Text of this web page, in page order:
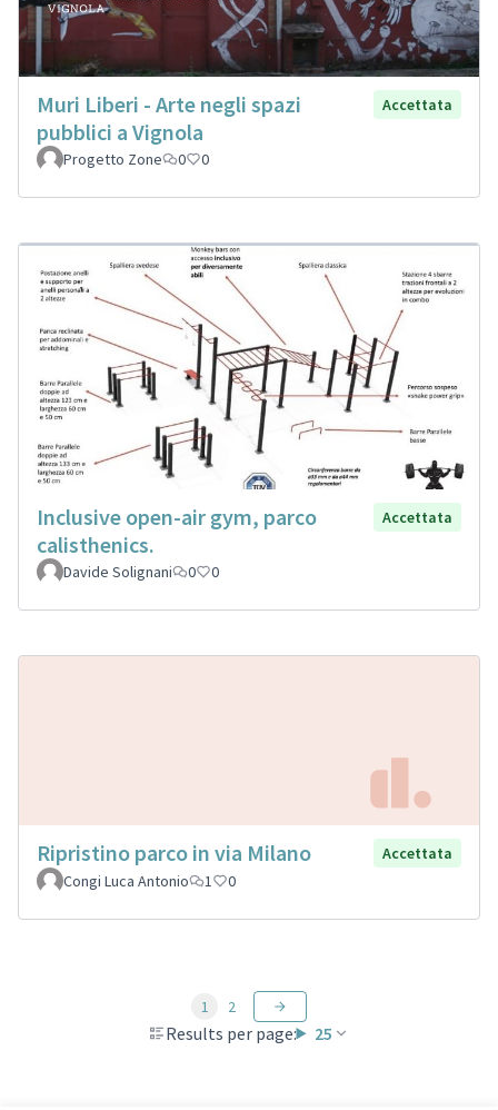
Muri Liberi - Arte negli spazi
pubblici a Vignola
Accettata
Progetto Zone 0 0
Inclusive open-air gym, parco
calisthenics.
Accettata
Davide Solignani 0 0
Ripristino parco in via Milano
Accettata
Congi Luca Antonio
1 0
Results per page: 25
1 2